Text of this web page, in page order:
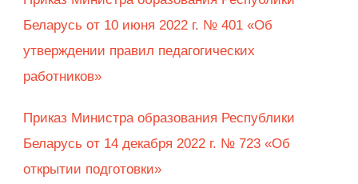
Беларусь от 10 июня 2022 г. № 401 «Об
утверждении правил педагогических
работников»
Приказ Министра образования Республики
Беларусь от 14 декабря 2022 г. № 723 «Об
открытии подготовки»